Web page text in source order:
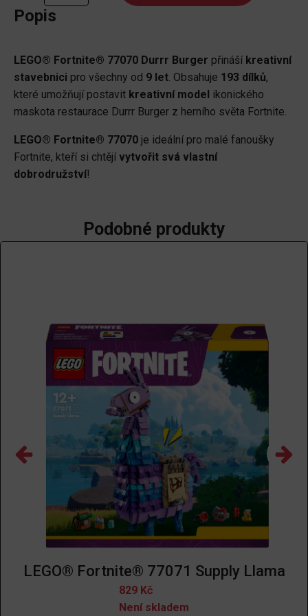
77070
množství
Popis
LEGO® Fortnite® 77070 Durrr Burger přináší kreativní
stavebnici pro všechny od 9 let . Obsahuje 193 dílků,
které umožňují postavit kreativní model ikonického
maskota restaurace Durrr Burger z herního světa Fortnite.
LEGO® Fortnite® 77070 je ideální pro malé fanoušky
Fortnite, kteří si chtějívytvořit svá vlastní
dobrodružství!
Podobné produkty
LEGO® Fortnite® 77071 Supply Llama
829 Kč
Není skladem